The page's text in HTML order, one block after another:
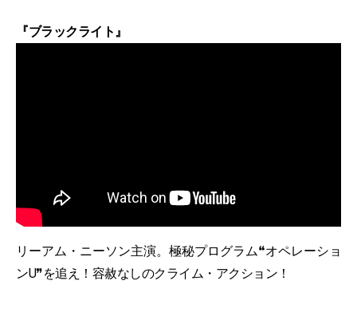
『ブラックライト』
リーアム・ニーソン主演。極秘プログラム❝オペレーショ
ンU❞を追え！容赦なしのクライム・アクション！